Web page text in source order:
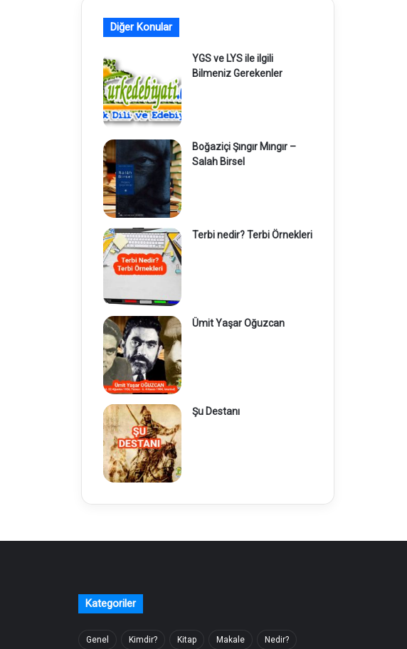
Diğer Konular
YGS ve LYS ile ilgili
Bilmeniz Gerekenler
Boğaziçi Şıngır Mıngır –
Salah Birsel
Terbi nedir? Terbi Örnekleri
Ümit Yaşar Oğuzcan
Şu Destanı
Kategoriler
Genel Kimdir? Kitap Makale Nedir?